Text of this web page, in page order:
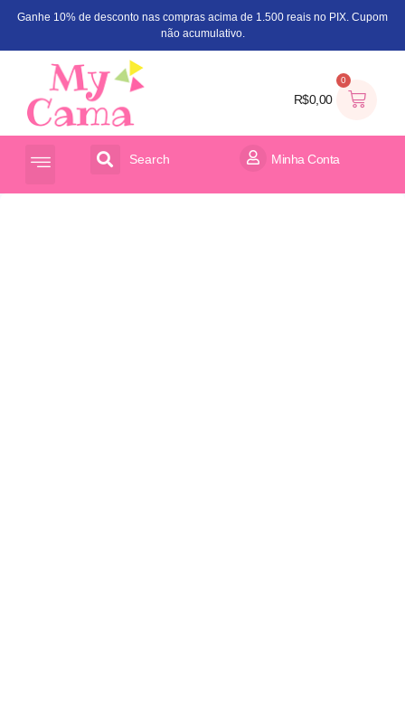
Ganhe 10% de desconto nas compras acima de 1.500 reais no PIX. Cupom
não acumulativo.
R$0,00
0
Search Minha Conta